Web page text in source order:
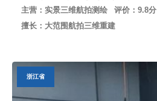
主营：实景三维航拍测绘
评价：9.8分
擅长：大范围航拍三维重建
浙江省